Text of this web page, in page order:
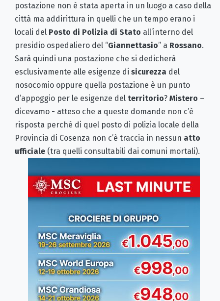
postazione non è stata aperta in un luogo a caso della
città ma addirittura in quelli che un tempo erano i
locali del Posto di Polizia di Stato all’interno del
presidio ospedaliero del “Giannettasio” a Rossano.
Sarà quindi una postazione che si dedicherà
esclusivamente alle esigenze di sicurezza del
nosocomio oppure quella postazione è un punto
d’appoggio per le esigenze del territorio? Mistero –
dicevamo - atteso che a queste domande non c’è
risposta perché di quel posto di polizia locale della
Provincia di Cosenza non c’è traccia in nessun atto
ufficiale (tra quelli consultabili dai comuni mortali).